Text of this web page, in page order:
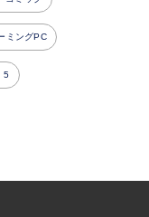
ミングPC
5